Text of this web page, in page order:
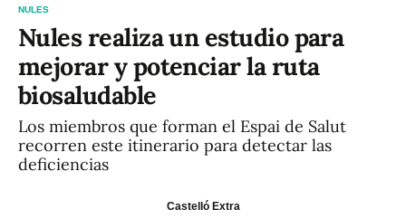
NULES
Nules realiza un estudio para
mejorar y potenciar la ruta
biosaludable
Los miembros que forman el Espai de Salut
recorren este itinerario para detectar las
deficiencias
Castelló Extra